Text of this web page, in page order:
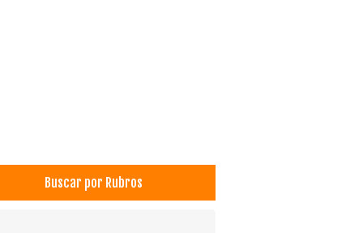
Buscar por Rubros